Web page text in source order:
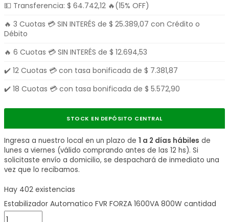
💵 Transferencia: $ 64.742,12 🔥(15% OFF)
🔥 3 Cuotas 💳 SIN INTERÉS de $ 25.389,07 con Crédito o
Débito
🔥 6 Cuotas 💳 SIN INTERÉS de $ 12.694,53
✔️ 12 Cuotas 💳 con tasa bonificada de $ 7.381,87
✔️ 18 Cuotas 💳 con tasa bonificada de $ 5.572,90
STOCK EN DEPÓSITO CENTRAL
Ingresa a nuestro local en un plazo de 1 a 2 días hábiles de
lunes a viernes (válido comprando antes de las 12 hs). Si
solicitaste envío a domicilio, se despachará de inmediato una
vez que lo recibamos.
Hay 402 existencias
Estabilizador Automatico FVR FORZA 1600VA 800W cantidad